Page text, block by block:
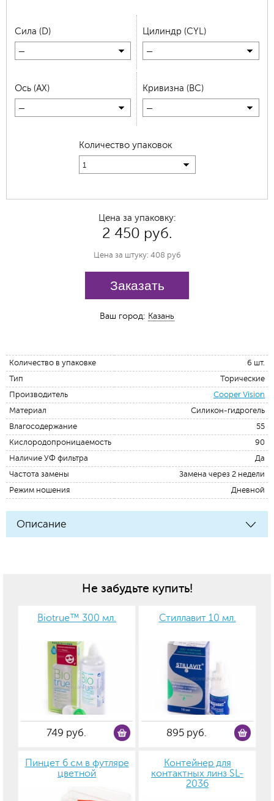
Сила (D)
—
Цилиндр (CYL)
—
Ось (AX)
—
Кривизна (BC)
—
Количество упаковок
1
Цена за упаковку:
2 450 руб.
Цена за штуку: 408 руб
Заказать
Ваш город: Казань
Количество в упаковке
6 шт.
Тип
Торические
Производитель
Cooper Vision
Материал
Силикон-гидрогель
Влагосодержание
55
Кислородопроницаемость
90
Наличие УФ фильтра
Да
Частота замены
Замена через 2 недели
Режим ношения
Дневной
Описание
Не забудьте купить!
Biotrue™ 300 мл.
749 руб.
Стиллавит 10 мл.
895 руб.
Пинцет 6 см в футляре
цветной
Контейнер для
контактных линз SL-
2036